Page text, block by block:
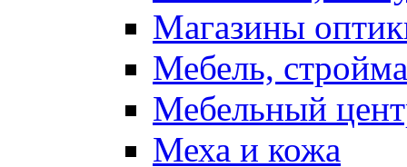
Магазины
Мебель,
Мебельный
Меха и кожа